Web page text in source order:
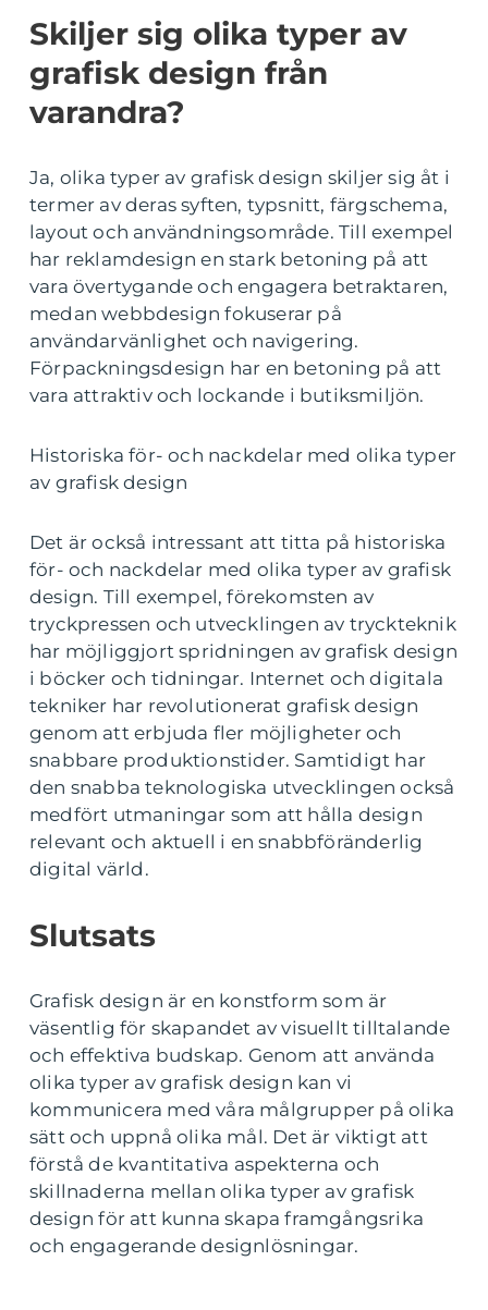
Skiljer sig olika typer av
grafisk design från
varandra?
Ja, olika typer av grafisk design skiljer sig åt i
termer av deras syften, typsnitt, färgschema,
layout och användningsområde. Till exempel
har reklamdesign en stark betoning på att
vara övertygande och engagera betraktaren,
medan webbdesign fokuserar på
användarvänlighet och navigering.
Förpackningsdesign har en betoning på att
vara attraktiv och lockande i butiksmiljön.
Historiska för- och nackdelar med olika typer
av grafisk design
Det är också intressant att titta på historiska
för- och nackdelar med olika typer av grafisk
design. Till exempel, förekomsten av
tryckpressen och utvecklingen av tryckteknik
har möjliggjort spridningen av grafisk design
i böcker och tidningar. Internet och digitala
tekniker har revolutionerat grafisk design
genom att erbjuda fler möjligheter och
snabbare produktionstider. Samtidigt har
den snabba teknologiska utvecklingen också
medfört utmaningar som att hålla design
relevant och aktuell i en snabbföränderlig
digital värld.
Slutsats
Grafisk design är en konstform som är
väsentlig för skapandet av visuellt tilltalande
och effektiva budskap. Genom att använda
olika typer av grafisk design kan vi
kommunicera med våra målgrupper på olika
sätt och uppnå olika mål. Det är viktigt att
förstå de kvantitativa aspekterna och
skillnaderna mellan olika typer av grafisk
design för att kunna skapa framgångsrika
och engagerande designlösningar.